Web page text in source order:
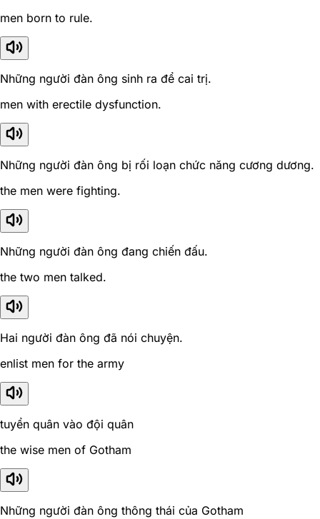
men born to rule.
Những người đàn ông sinh ra để cai trị.
men with erectile dysfunction.
Những người đàn ông bị rối loạn chức năng cương dương.
the men were fighting.
Những người đàn ông đang chiến đấu.
the two men talked.
Hai người đàn ông đã nói chuyện.
enlist men for the army
tuyển quân vào đội quân
the wise men of Gotham
Những người đàn ông thông thái của Gotham